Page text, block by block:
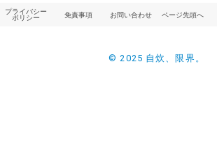
プライバシー
ポリシー
免責事項 お問い合わせ ページ先頭へ
© 2025 自炊、限界。